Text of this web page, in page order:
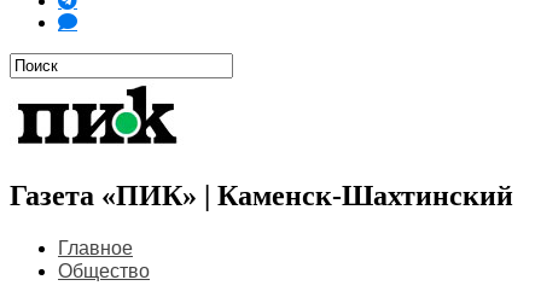
Газета «ПИК» | Каменск-Шахтинский
Главное
Общество